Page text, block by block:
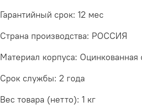
Гарантийный срок: 12 мес
Страна производства: РОССИЯ
Материал корпуса: Оцинкованная
Срок службы: 2 года
Вес товара (нетто): 1 кг